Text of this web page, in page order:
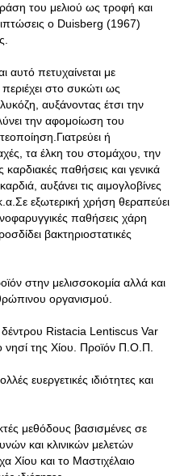
του μελιού ως τροφή και
ο Duisberg (1967)
πετυχαίνεται με
στο συκώτι ως
αυξάνοντας έτσι την
την αφομοίωση του
ή
τα έλκη του στομάχου, την
παθήσεις και γενικά
αυξάνει τις αιμογλοβίνες
εξωτερική χρήση θεραπεύει
παθήσεις χάρη
βακτηριοστατικές
στην μελισσοκομία αλλά και
οργανισμού.
Ristacia Lentiscus Var
νησί της Χίου. Προϊόν Π.Ο.Π.
ευεργετικές ιδιότητες και
μεθόδους βασισμένες σε
και κλινικών μελετών
Χίου και το Μαστιχέλαιο